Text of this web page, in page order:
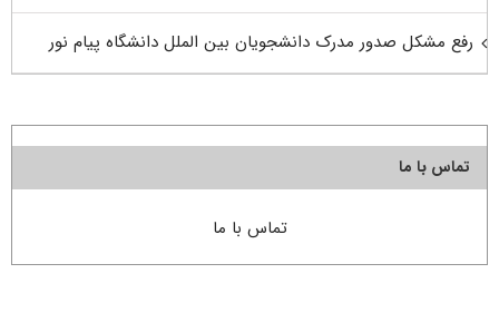
رفع مشکل صدور مدرک دانشجویان بین الملل دانشگاه پیام نور
تماس با ما
تماس با ما